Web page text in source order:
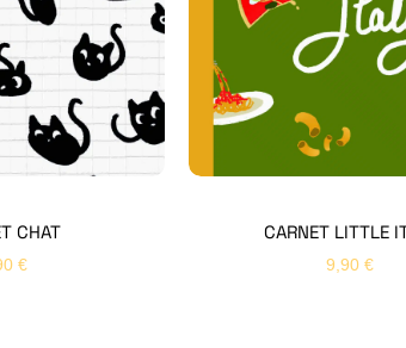
CHAT
€
CARNET LITTLE
9,90 €